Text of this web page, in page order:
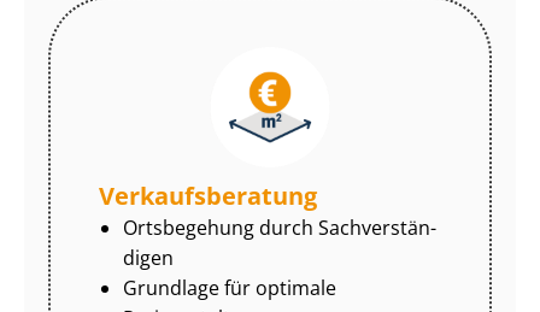
Ver­kaufs­be­ra­tung
Ortsbegehung durch Sach­ver­stän­
di­gen
Grundlage für optimale